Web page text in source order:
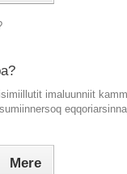
imaluunniit
Mere